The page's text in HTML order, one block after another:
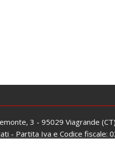
3 - 95029 Viagrande
- Partita Iva e Codice fiscale: